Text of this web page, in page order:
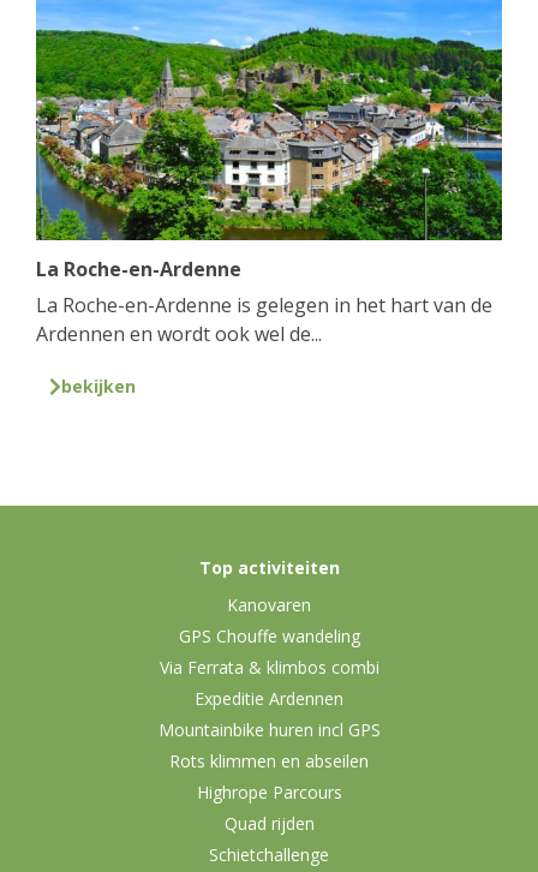
La Roche-en-Ardenne
La Roche-en-Ardenne is gelegen in het hart van de
Ardennen en wordt ook wel de...
bekijken
Top activiteiten
Kanovaren
GPS Chouffe wandeling
Via Ferrata & klimbos combi
Expeditie Ardennen
Mountainbike huren incl GPS
Rots klimmen en abseilen
Highrope Parcours
Quad rijden
Schietchallenge